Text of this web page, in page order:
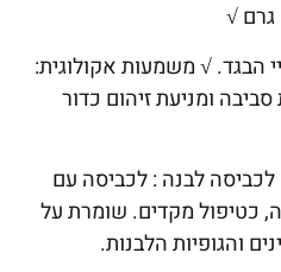
הבגד. √ משמעות אקולוגית:
ומניעת זיהום כדור
לכביסה לבנה : לכביסה עם
כטיפול מקדים. שומרת על
והגופיות הלבנות.